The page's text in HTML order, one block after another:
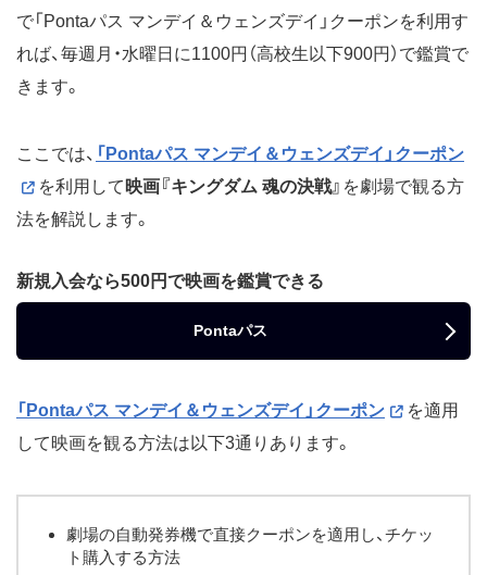
で「Pontaパス マンデイ＆ウェンズデイ」クーポンを利用す
れば、毎週月・水曜日に1100円（高校生以下900円）で鑑賞で
きます。
ここでは、 「Pontaパス マンデイ＆ウェンズデイ」クーポン
を利用して 映画『キングダム 魂の決戦』 を劇場で観る方
法を解説します。
新規入会なら500円で映画を鑑賞できる
Pontaパス
「Pontaパス マンデイ＆ウェンズデイ」クーポン
を適用
して映画を観る方法は以下3通りあります。
劇場の自動発券機で直接クーポンを適用し、チケッ
ト購入する方法